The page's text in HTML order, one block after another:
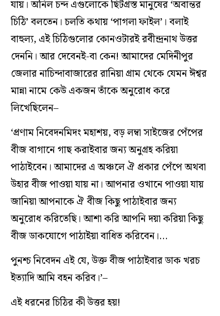
যায়। অনিল চন্দ এগুলোকে ছিটগ্রস্ত মানুষের ‘অবান্তর
চিঠি’ বলতেন। চলতি কথায় ‘পাগলা ফাইল’। বলাই
বাহুল্য, এই চিঠিগুলোর কোনওটারই রবীন্দ্রনাথ উত্তর
দেননি। আর দেবেনই-বা কেন! আমাদের মেদিনীপুর
জেলার নাচিন্দাবাজারের রানিয়া গ্রাম থেকে যেমন ঈশ্বর
মান্না নামে কেউ একজন তাঁকে অনুরোধ করে
লিখেছিলেন–
‘প্রণাম নিবেদনমিদং মহাশয়, বড় লম্বা সাইজের পেঁপের
বীজ বাগানে গাছ করাইবার জন্য অনুগ্রহ করিয়া
পাঠাইবেন। আমাদের এ অঞ্চলে ঐ প্রকার পেঁপে অথবা
উহার বীজ পাওয়া যায় না। আপনার ওখানে পাওয়া যায়
জানিয়া আপনাকে ঐ বীজ কিছু পাঠাইবার জন্য
অনুরোধ করিতেছি। আশা করি আপনি দয়া করিয়া কিছু
বীজ ডাকযোগে পাঠাইয়া বাধিত করিবেন।…
পুনশ্চ নিবেদন এই যে, উক্ত বীজ পাঠাইবার ডাক খরচ
ইত্যাদি আমি বহন করিব।’–
এই ধরনের চিঠির কী উত্তর হয়!